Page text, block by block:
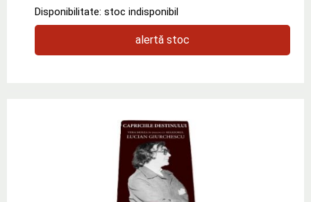
Disponibilitate: stoc indisponibil
alertă stoc